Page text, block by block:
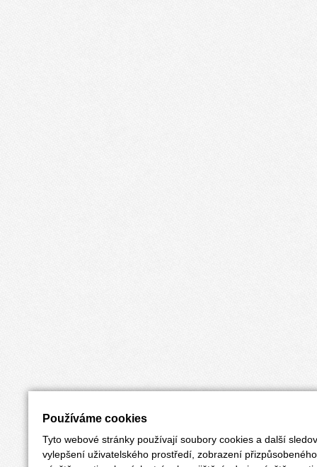
Používáme cookies
Tyto webové stránky používají soubory cookies a další
vylepšení uživatelského prostředí, zobrazení